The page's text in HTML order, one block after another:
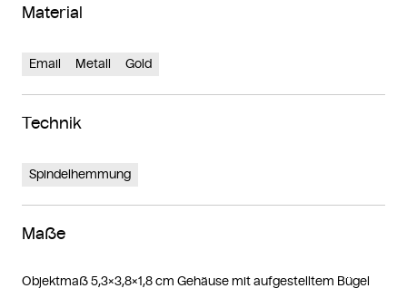
Material
Email Metall Gold
Technik
Spindelhemmung
Maße
Objektmaß 5,3×3,8×1,8 cm Gehäuse mit aufgestelltem Bügel